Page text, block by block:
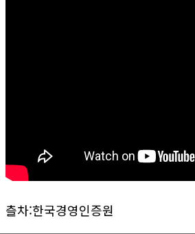
츨차:한국경영인증원